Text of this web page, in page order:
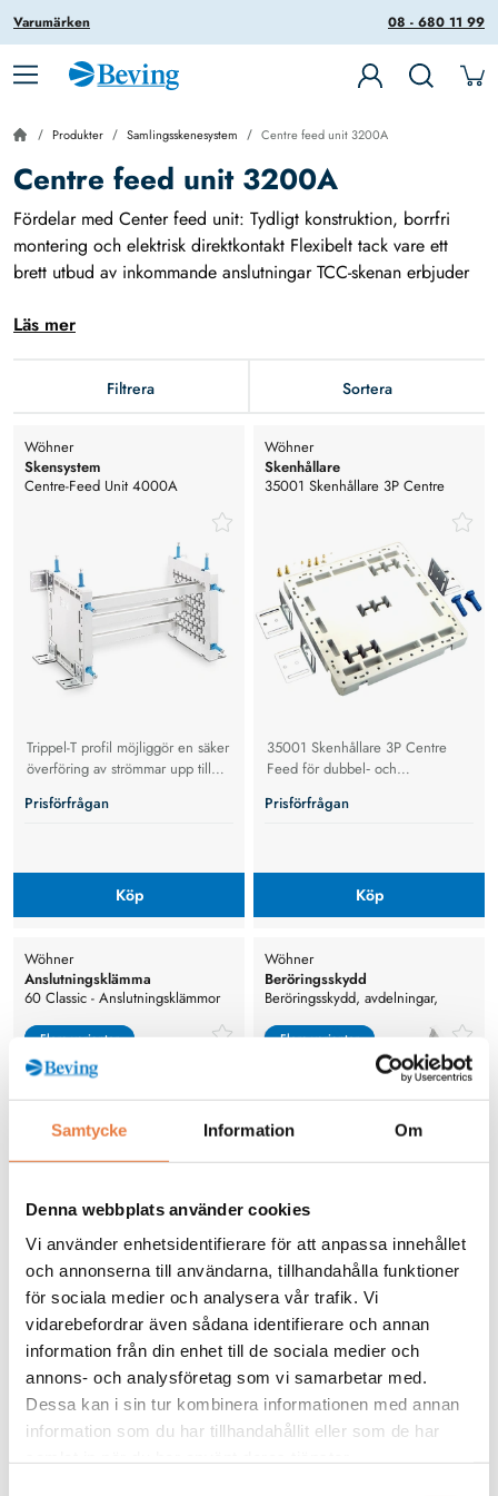
Samtycke Information Om
Denna webbplats använder cookies
Vi använder enhetsidentifierare för att anpassa innehållet
och annonserna till användarna, tillhandahålla funktioner
för sociala medier och analysera vår trafik. Vi
vidarebefordrar även sådana identifierare och annan
information från din enhet till de sociala medier och
annons- och analysföretag som vi samarbetar med.
Dessa kan i sin tur kombinera informationen med annan
information som du har tillhandahållit eller som de har
08 - 680 11 99
Varumärken
Produkter Samlingsskenesystem Centre feed unit 3200A
Centre feed unit 3200A
Fördelar med Center feed unit: Tydligt konstruktion, borrfri
montering och elektrisk direktkontakt Flexibelt tack vare ett
brett utbud av inkommande anslutningar TCC-skenan erbjuder
120 kA
Läs mer
Filtrera Sortera
Wöhner
Skensystem
Centre-Feed Unit 4000A
Trippel-T profil möjliggör en säker
överföring av strömmar upp till
Prisförfrågan
Köp
Wöhner
Skenhållare
35001 Skenhållare 3P Centre
35001 Skenhållare 3P Centre
Feed för dubbel‑ och
centrumstöd med hög
IEC 61439‑1 och UL 508.
Prisförfrågan
Köp
Flera varianter
Flera varianter
Wöhner
Anslutningsklämma
60 Classic - Anslutningsklämmor
Anslutningsklämmor /
anslutningsterminaler,
skarvklämmor till Wöhner 60-
Classic.
Prisförfrågan
Köp
Flera varianter
Flera varianter
Wöhner
Beröringsskydd
Beröringsskydd, avdelningar,
Skenskydd / täckskydd /
beröringsskydd / basplatta /
avdelare / täcklist samt hållare för
täckskydd för Wöhner 60 Classic
Prisförfrågan
Köp